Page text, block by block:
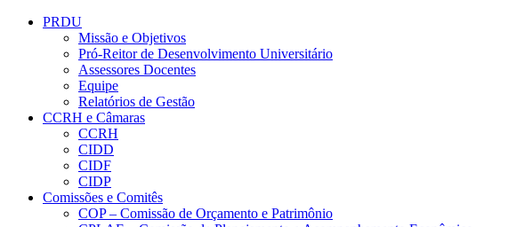
Conteúdo principal
PRDU
Missão e Objetivos
Pró-Reitor de Desenvolvimento Universitário
Assessores Docentes
Equipe
Relatórios de Gestão
CCRH e Câmaras
CCRH
CIDD
CIDF
CIDP
Comissões e Comitês
COP – Comissão de Orçamento e Patrimônio